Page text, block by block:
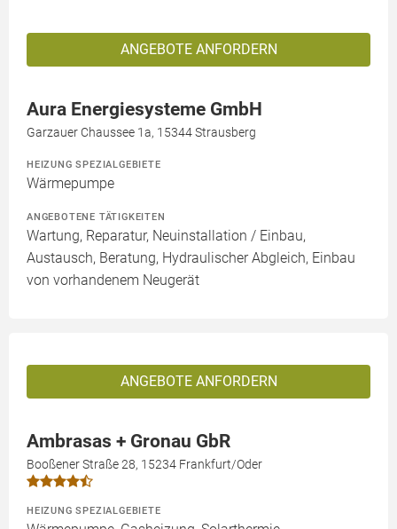
ANGEBOTE ANFORDERN
Aura Energiesysteme GmbH
Garzauer Chaussee 1a, 15344 Strausberg
HEIZUNG SPEZIALGEBIETE
Wärmepumpe
ANGEBOTENE TÄTIGKEITEN
Wartung, Reparatur, Neuinstallation / Einbau,
Austausch, Beratung, Hydraulischer Abgleich, Einbau
von vorhandenem Neugerät
ANGEBOTE ANFORDERN
Ambrasas + Gronau GbR
Booßener Straße 28, 15234 Frankfurt/Oder
HEIZUNG SPEZIALGEBIETE